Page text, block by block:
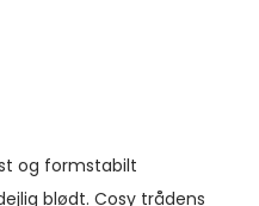
og formstabilt
blødt. Cosy trådens